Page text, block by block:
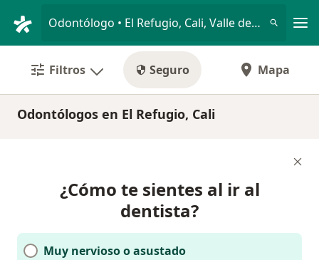
Odontólogo • El Refugio, Cali, Valle del Cauca
Filtros Seguro Mapa
Odontólogos en El Refugio, Cali
¿Cómo te sientes al ir al
dentista?
Muy nervioso o asustado